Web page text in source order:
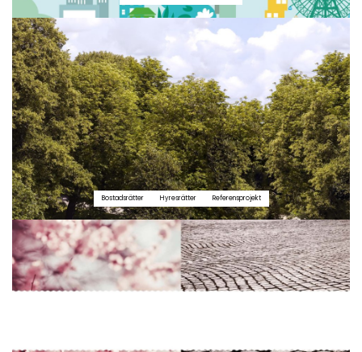
Bostadsrätter Hyresrätter Referensprojekt